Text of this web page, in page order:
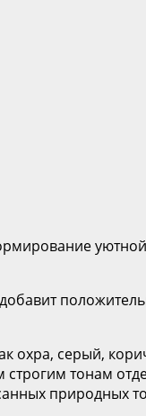
охра, серый,
тонам
природных